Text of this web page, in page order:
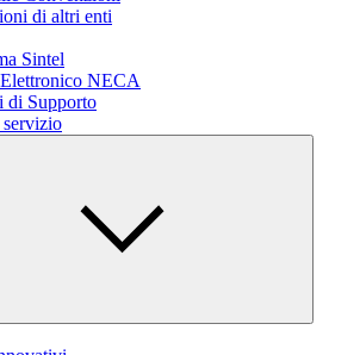
di altri enti
Sintel
NECA
di Supporto